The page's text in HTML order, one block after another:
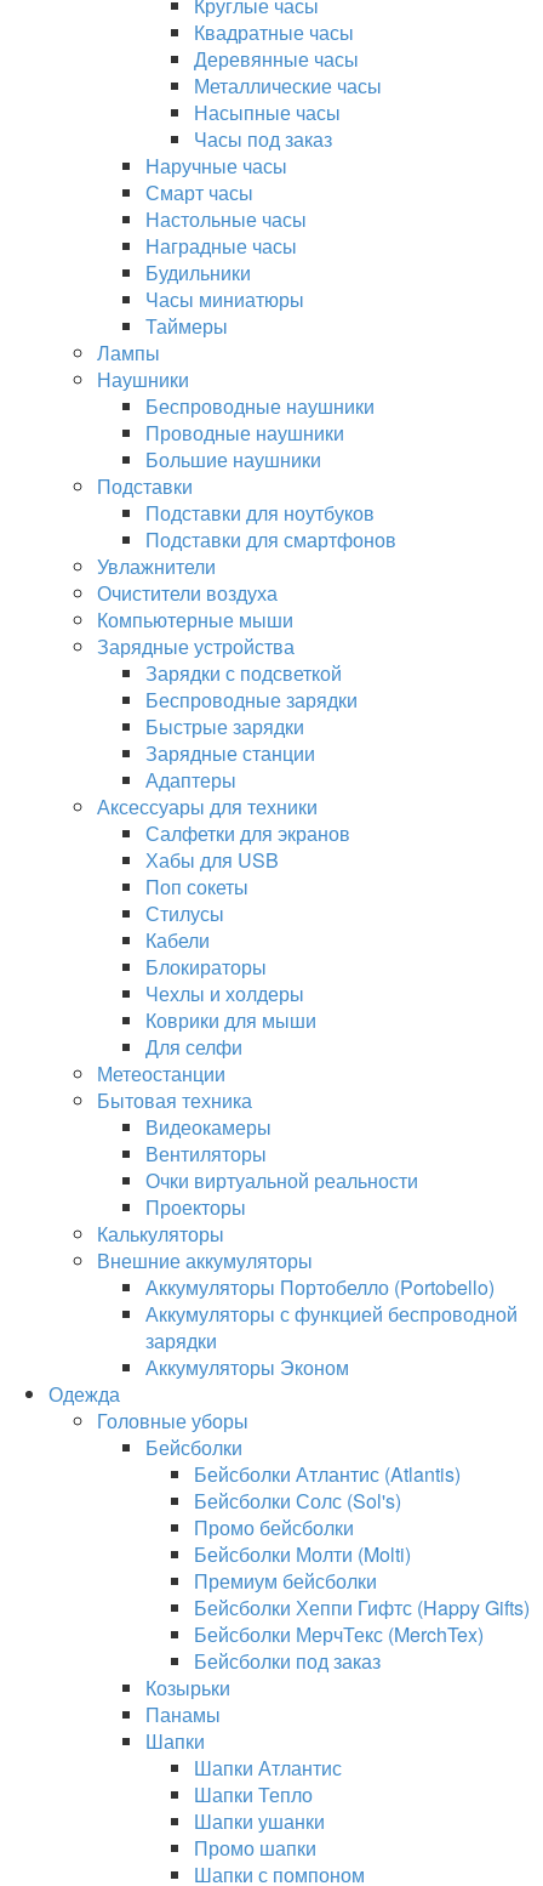
Квадратные часы
Деревянные часы
Металлические часы
Насыпные часы
Часы под заказ
Наручные часы
Смарт часы
Настольные часы
Наградные часы
Будильники
Часы миниатюры
Таймеры
Лампы
Наушники
Беспроводные наушники
Проводные наушники
Большие наушники
Подставки
Подставки для ноутбуков
Подставки для смартфонов
Увлажнители
Очистители воздуха
Компьютерные мыши
Зарядные устройства
Зарядки с подсветкой
Беспроводные зарядки
Быстрые зарядки
Зарядные станции
Адаптеры
Аксессуары для техники
Салфетки для экранов
Хабы для USB
Поп сокеты
Стилусы
Кабели
Блокираторы
Чехлы и холдеры
Коврики для мыши
Для селфи
Метеостанции
Бытовая техника
Видеокамеры
Вентиляторы
Очки виртуальной реальности
Проекторы
Калькуляторы
Внешние аккумуляторы
Аккумуляторы Портобелло (Portobello)
Аккумуляторы с функцией беспроводной
зарядки
Аккумуляторы Эконом
Одежда
Головные уборы
Бейсболки
Бейсболки Атлантис (Atlantis)
Бейсболки Солс (Sol's)
Промо бейсболки
Бейсболки Молти (Molti)
Премиум бейсболки
Бейсболки Хеппи Гифтс (Happy Gifts)
Бейсболки МерчТекс (MerchTex)
Бейсболки под заказ
Козырьки
Панамы
Шапки
Шапки Атлантис
Шапки Тепло
Шапки ушанки
Промо шапки
Шапки с помпоном